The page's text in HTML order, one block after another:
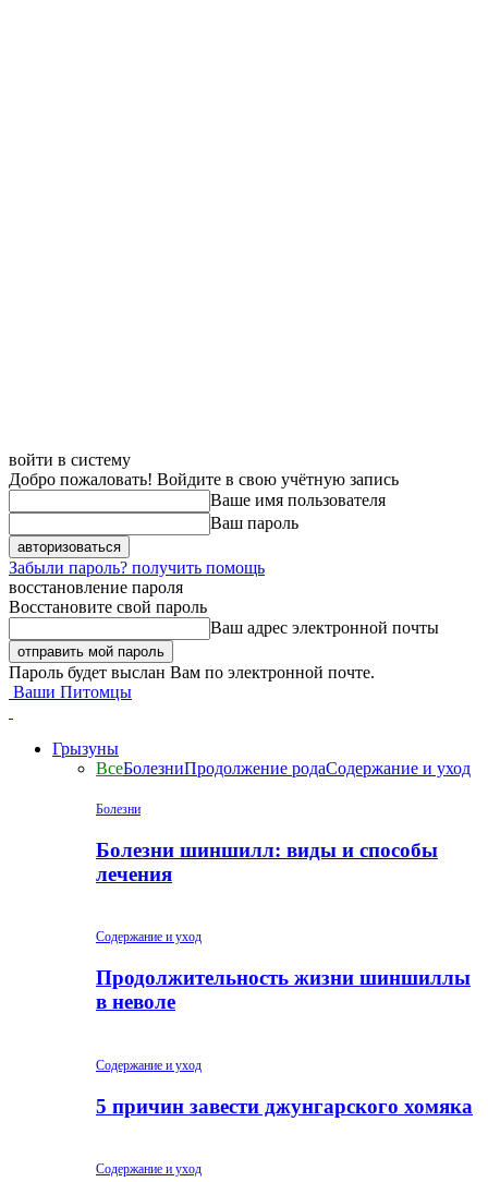
войти в систему
Добро пожаловать! Войдите в свою учётную запись
Ваше имя пользователя
Ваш пароль
Забыли пароль? получить помощь
восстановление пароля
Восстановите свой пароль
Ваш адрес электронной почты
Пароль будет выслан Вам по электронной почте.
Ваши Питомцы
Грызуны
ВсеБолезниПродолжение родаСодержание и уход
Болезни
Болезни шиншилл: виды и способы
лечения
Содержание и уход
Продолжительность жизни шиншиллы
в неволе
Содержание и уход
5 причин завести джунгарского хомяка
Содержание и уход